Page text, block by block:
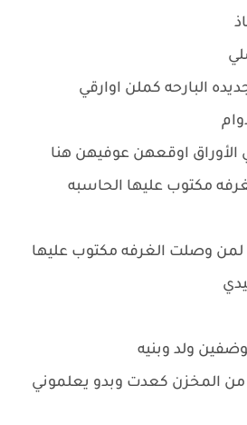
البارحه كملن اوارقي
الأوراق اوقعهن عوفيهن هنا
مكتوب عليها الحاسبه
لمن وصلت الغرفه مكتوب عليها
ولد وبنيه
المخزن كعدت وبدو يعلموني